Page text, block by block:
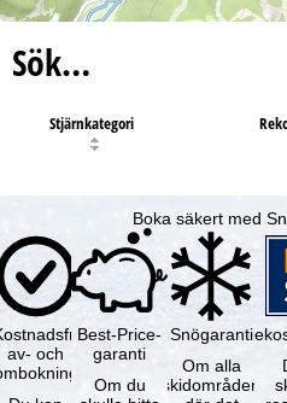
Sök…
Stjärnkategori
Boka säkert med
av- och
Best-Price-
garanti
Om du
Snögaranti
Om alla
skidområden